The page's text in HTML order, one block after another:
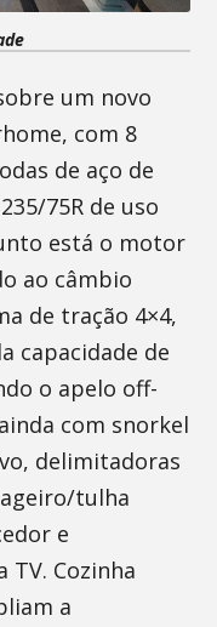
um novo
com 8
de aço de
75R de uso
está o motor
ao câmbio
de tração 4×4,
capacidade de
o apelo off-
com snorkel
delimitadoras
tulha
e
Cozinha
a